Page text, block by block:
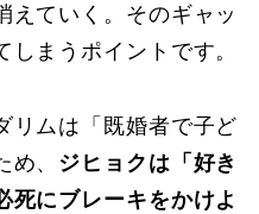
えていく。そのギャッ
まうポイントです。
リムは「既婚者で子ど
、 ジヒョクは「好き
死にブレーキをかけよ